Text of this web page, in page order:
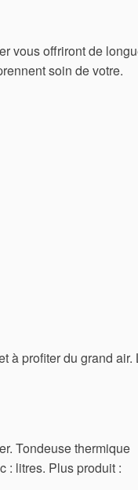
vous offriront de
soin de votre.
à profiter du grand air.
Tondeuse thermique
: litres. Plus produit :